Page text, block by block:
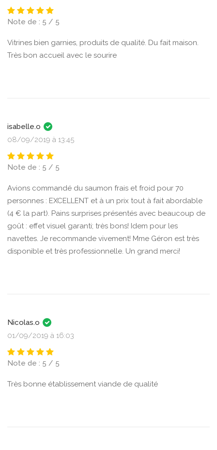
Note de : 5 / 5
Vitrines bien garnies, produits de qualité. Du fait maison.
Très bon accueil avec le sourire
isabelle.o
08/09/2019 à 13:45
Note de : 5 / 5
Avions commandé du saumon frais et froid pour 70
personnes : EXCELLENT et à un prix tout à fait abordable
(4 € la part). Pains surprises présentés avec beaucoup de
goût : effet visuel garanti; très bons! Idem pour les
navettes. Je recommande vivement! Mme Géron est très
disponible et très professionnelle. Un grand merci!
Nicolas.o
01/09/2019 à 16:03
Note de : 5 / 5
Très bonne établissement viande de qualité